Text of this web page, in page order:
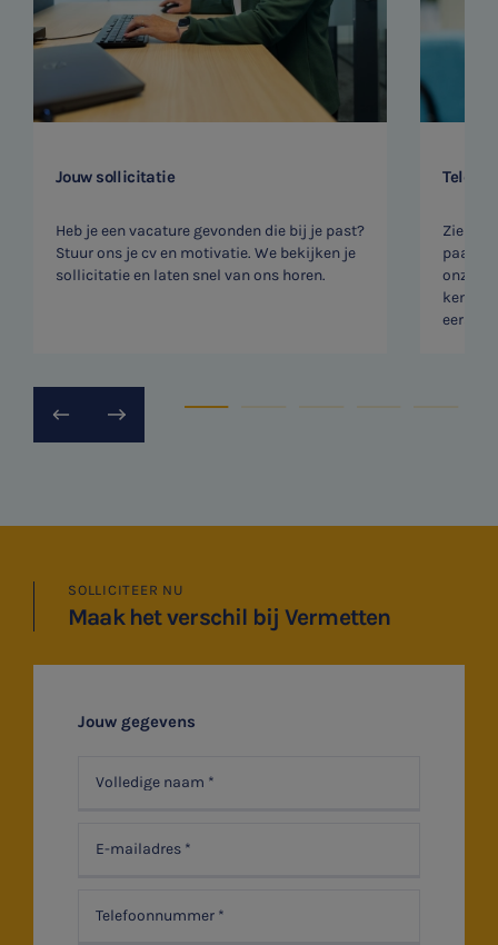
SNEL UW ANTWOORD VINDEN
Meest gezochte onderwerpen
Vacatures
Stages
Contact
Jouw sollicitatie
Heb je een vacature gevonden die bij je past?
Stuur ons je cv en motivatie. We bekijken je
sollicitatie en laten snel van ons horen.
Zien
paar
onze
eerste
SOLLICITEER NU
Maak het verschil bij Vermetten
Jouw gegevens